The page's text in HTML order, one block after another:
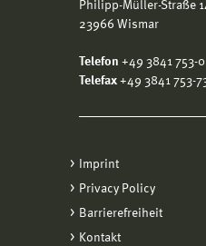
Philipp-Müller-Straße
23966 Wismar
Telefon +49 3841 753-0
Telefax +49 3841 753-
Imprint
Privacy Policy
Barrierefreiheit
Kontakt